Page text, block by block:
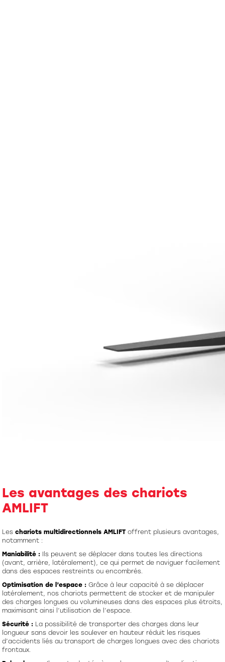
Les avantages des chariots
AMLIFT
Leschariots multidirectionnels AMLIFT offrent plusieurs avantages,
notamment :
Maniabilité : Ils peuvent se déplacer dans toutes les directions
(avant, arrière, latéralement), ce qui permet de naviguer facilement
dans des espaces restreints ou encombrés.
Optimisation de l’espace : Grâce à leur capacité à se déplacer
latéralement, nos chariots permettent de stocker et de manipuler
des charges longues ou volumineuses dans des espaces plus étroits,
maximisant ainsi l’utilisation de l’espace.
Sécurité : La possibilité de transporter des charges dans leur
longueur sans devoir les soulever en hauteur réduit les risques
d’accidents liés au transport de charges longues avec des chariots
frontaux.